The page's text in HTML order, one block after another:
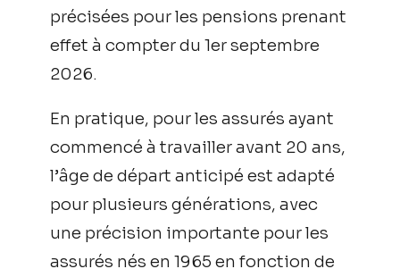
précisées pour les pensions prenant
effet à compter du 1er septembre
2026.
En pratique, pour les assurés ayant
commencé à travailler avant 20 ans,
l’âge de départ anticipé est adapté
pour plusieurs générations, avec
une précision importante pour les
assurés nés en 1965 en fonction de